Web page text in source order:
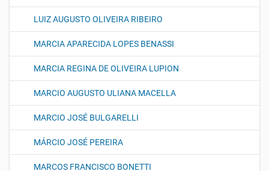
LUIZ AUGUSTO OLIVEIRA RIBEIRO
MARCIA APARECIDA LOPES BENASSI
MARCIA REGINA DE OLIVEIRA LUPION
MARCIO AUGUSTO ULIANA MACELLA
MARCIO JOSÉ BULGARELLI
MÁRCIO JOSÉ PEREIRA
MARCOS FRANCISCO BONETTI